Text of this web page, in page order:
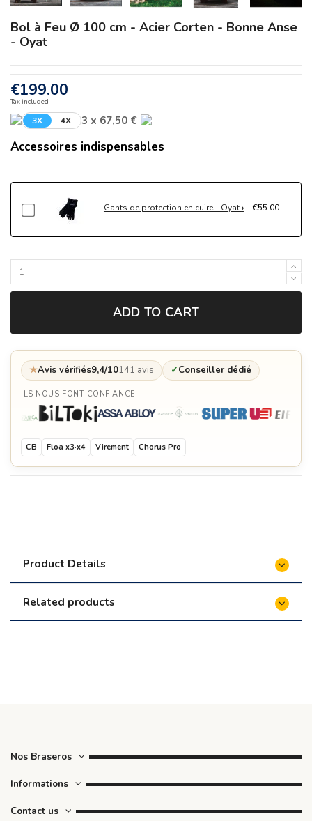
Bol à Feu Ø 100 cm - Acier Corten - Bonne Anse
- Oyat
€199.00
Tax included
3X 4X 3 x 67,50 €
Accessoires indispensables
Gants de protection en cuire - Oyat €55.00
ADD TO CART
★Avis vérifiés9,4/10141 avis ✓Conseiller dédié
ILS NOUS FONT CONFIANCE
CB Floa x3·x4 Virement Chorus Pro
Product Details
Related products
Nos Braseros
Informations
Contact us